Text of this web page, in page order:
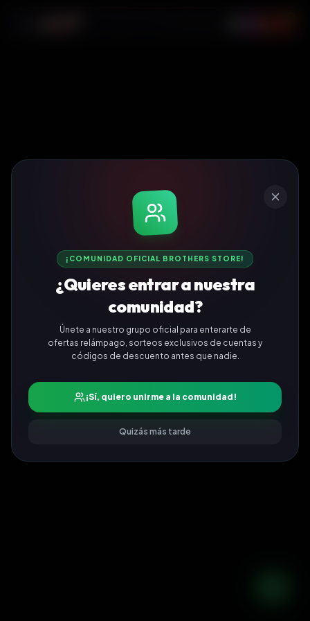
¡COMUNIDAD OFICIAL BROTHERS STORE!
¿Quieres entrar a nuestra
comunidad?
Únete a nuestro grupo oficial para enterarte de
ofertas relámpago, sorteos exclusivos de cuentas y
códigos de descuento antes que nadie.
¡Sí, quiero unirme a la comunidad!
Quizás más tarde